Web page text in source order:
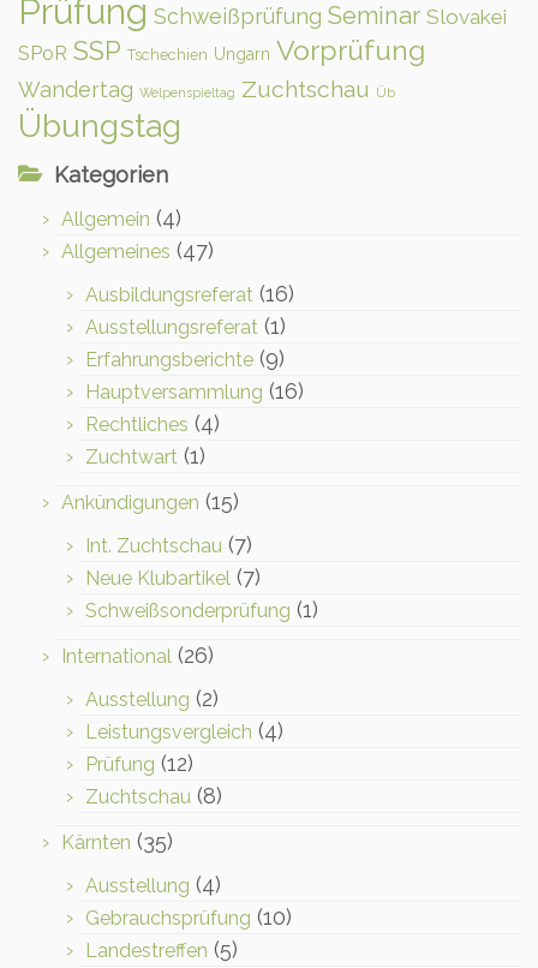
Prüfung Schweißprüfung Seminar Slovakei
SPoR SSP Tschechien Ungarn Vorprüfung
Wandertag Welpenspieltag Zuchtschau Üb
Übungstag
Kategorien
Allgemein (4)
Allgemeines (47)
Ausbildungsreferat (16)
Ausstellungsreferat (1)
Erfahrungsberichte (9)
Hauptversammlung (16)
Rechtliches (4)
Zuchtwart (1)
Ankündigungen (15)
Int. Zuchtschau (7)
Neue Klubartikel (7)
Schweißsonderprüfung (1)
International (26)
Ausstellung (2)
Leistungsvergleich (4)
Prüfung (12)
Zuchtschau (8)
Kärnten (35)
Ausstellung (4)
Gebrauchsprüfung (10)
Landestreffen (5)